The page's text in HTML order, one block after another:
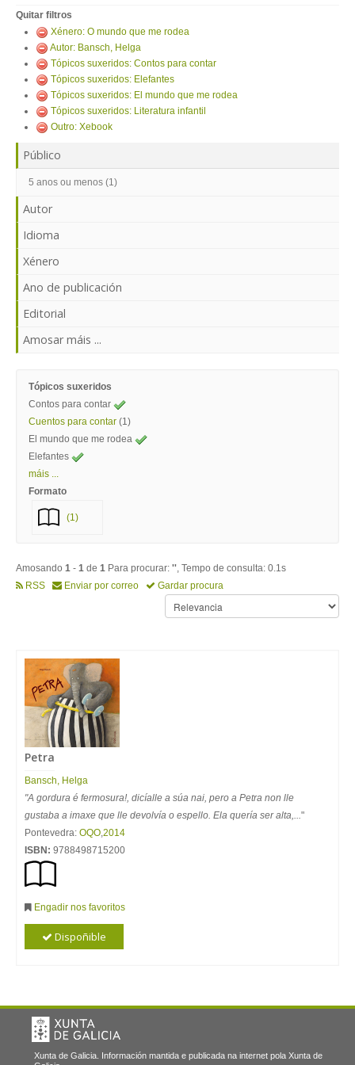
Quitar filtros
Xénero: O mundo que me rodea
Autor: Bansch, Helga
Tópicos suxeridos: Contos para contar
Tópicos suxeridos: Elefantes
Tópicos suxeridos: El mundo que me rodea
Tópicos suxeridos: Literatura infantil
Outro: Xebook
Público
5 anos ou menos (1)
Autor
Idioma
Xénero
Ano de publicación
Editorial
Amosar máis ...
Tópicos suxeridos
Contos para contar
Cuentos para contar (1)
El mundo que me rodea
Elefantes
máis ...
Formato
(1)
Amosando 1 - 1 de 1 Para procurar: '', Tempo de consulta: 0.1s
RSS
Enviar por correo Gardar procura
Petra
Bansch, Helga
"A gordura é fermosura!, dicíalle a súa nai, pero a Petra non lle
gustaba a imaxe que lle devolvía o espello. Ela quería ser alta,..."
Pontevedra: OQO,2014
ISBN: 9788498715200
Engadir nos favoritos
Dispoñible
Xunta de Galicia. Información mantida e publicada na internet pola Xunta de